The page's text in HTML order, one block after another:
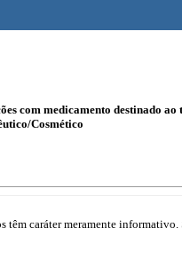
com medicamento destinado
Cosmético
têm caráter meramente